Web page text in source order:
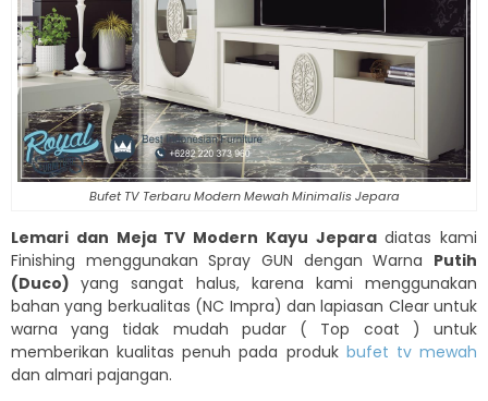
Bufet TV Terbaru Modern Mewah Minimalis Jepara
Lemari dan Meja TV Modern Kayu Jeparadiatas kami
Finishing menggunakan Spray GUN dengan Warna Putih
(Duco) yang sangat halus, karena kami menggunakan
bahan yang berkualitas (NC Impra) dan lapiasan Clear untuk
warna yang tidak mudah pudar ( Top coat ) untuk
memberikan kualitas penuh pada produk bufet tv mewah
dan almari pajangan.